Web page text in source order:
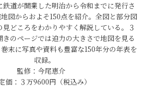
鉄道が開業した明治から令和までに発行さ
図からおよそ150点を紹介。全図と部分図
見どころをわかりやすく解説している。３
きのページでは迫力の大きさで地図を見る
末に写真や資料も豊富な150年分の年表を
収録。
監修：今尾恵介
価：３万9600円（税込み）